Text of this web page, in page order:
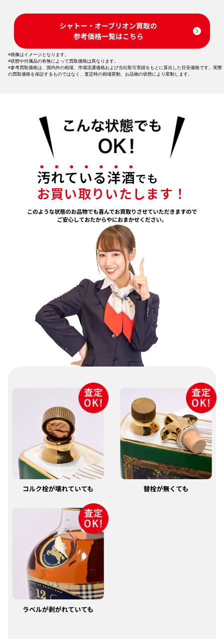
シャトー・オーブリオン買取の
参考価格一覧はこちら
※画像はイメージとなります。
※状態や付属品の有無によって買取価格は異なります。
※参考買取価格は、国内外の相場、市場流通価格および当社取引実績をもとに算出した目安価格です。実際
の買取価格を保証するものではなく、査定時の相場変動、お品物の状態により変動します。
汚れている洋酒でも
お買い取りいたします！
このような状態のお品物でも喜んでお買取りさせていただきますので
ご安心しておたからやにおまかせください。
コルク栓が壊れていても 替栓が無くても
ラベルが剥がれていても